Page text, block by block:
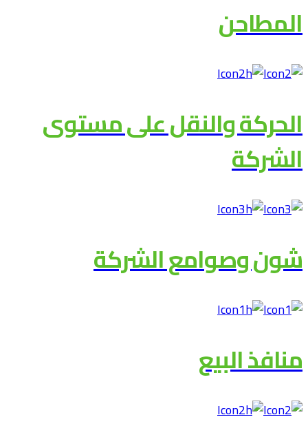
المطاحن
الحركة والنقل على مستوى
الشركة
شون وصوامع الشركة
منافذ البيع